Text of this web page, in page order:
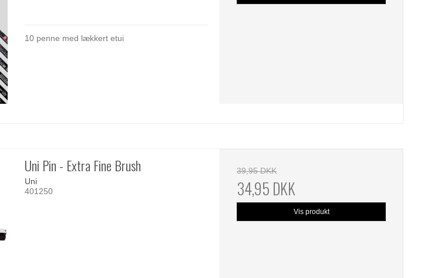
10 penne med lækkert etui
Uni Pin - Extra Fine Brush
Uni
401250
39,95 DKK
34,95 DKK
Vis produkt